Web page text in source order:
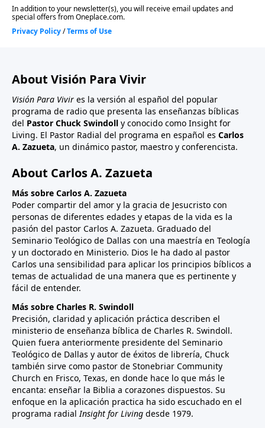
About Visión Para Vivir
Visión Para Vivir es la versión al español del popular
programa de radio que presenta las enseñanzas bíblicas
del Pastor Chuck Swindoll y conocido como Insight for
Living. El Pastor Radial del programa en español es Carlos
A. Zazueta, un dinámico pastor, maestro y conferencista.
About Carlos A. Zazueta
Más sobre Carlos A. Zazueta
Poder compartir del amor y la gracia de Jesucristo con
personas de diferentes edades y etapas de la vida es la
pasión del pastor Carlos A. Zazueta. Graduado del
Seminario Teológico de Dallas con una maestría en Teología
y un doctorado en Ministerio. Dios le ha dado al pastor
Carlos una sensibilidad para aplicar los principios bíblicos a
temas de actualidad de una manera que es pertinente y
fácil de entender.
Más sobre Charles R. Swindoll
Precisión, claridad y aplicación práctica describen el
ministerio de enseñanza bíblica de Charles R. Swindoll.
Quien fuera anteriormente presidente del Seminario
Teológico de Dallas y autor de éxitos de librería, Chuck
también sirve como pastor de Stonebriar Community
Church en Frisco, Texas, en donde hace lo que más le
encanta: enseñar la Biblia a corazones dispuestos. Su
enfoque en la aplicación practica ha sido escuchado en el
programa radialInsight for Living desde 1979.